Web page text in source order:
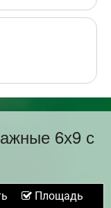
6х9 с
Площадь